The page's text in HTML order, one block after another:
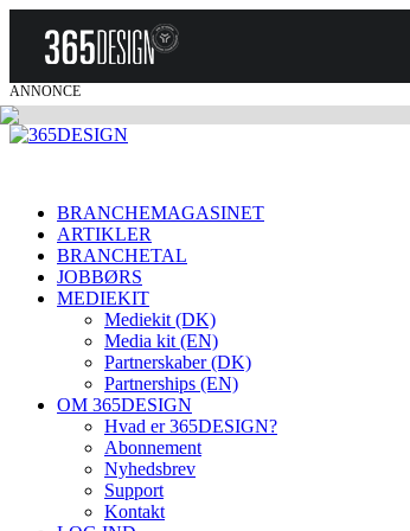
ANNONCE
BRANCHEMAGASINET
ARTIKLER
BRANCHETAL
JOBBØRS
MEDIEKIT
Mediekit (DK)
Media kit (EN)
Partnerskaber (DK)
Partnerships (EN)
OM 365DESIGN
Hvad er 365DESIGN?
Abonnement
Nyhedsbrev
Support
Kontakt